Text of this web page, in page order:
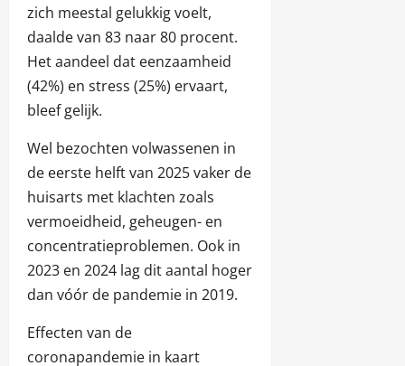
zich meestal gelukkig voelt,
daalde van 83 naar 80 procent.
Het aandeel dat eenzaamheid
(42%) en stress (25%) ervaart,
bleef gelijk.
Wel bezochten volwassenen in
de eerste helft van 2025 vaker de
huisarts met klachten zoals
vermoeidheid, geheugen- en
concentratieproblemen. Ook in
2023 en 2024 lag dit aantal hoger
dan vóór de pandemie in 2019.
Effecten van de
coronapandemie in kaart